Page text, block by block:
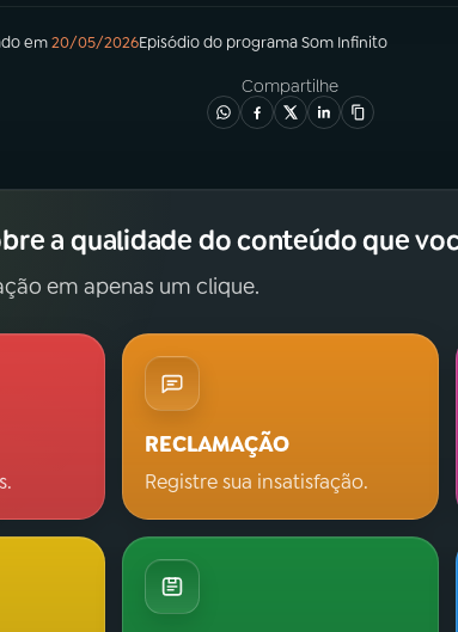
em20/05/2026Episódiodo programaSom Infinito
Compartilhe
a qualidade do conteúdo que
em apenas um clique.
RECLAMAÇÃO
Registre sua insatisfação.